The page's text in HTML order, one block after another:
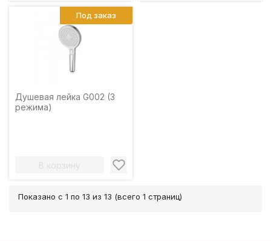
Душевая лейка G002 (3
режима)
В корзину
Под заказ
Показано с 1 по 13 из 13 (всего 1 страниц)